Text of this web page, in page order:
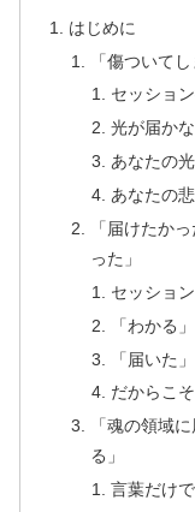
はじめに
「傷ついて
セッショ
光が届か
あなたの
あなたの
「届けたか
った」
セッショ
「わかる
「届いた
だからこ
「魂の領域
る」
言葉だけ